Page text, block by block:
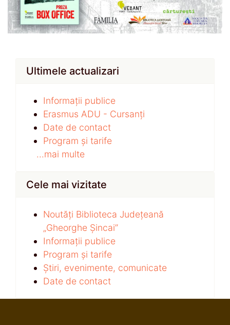
Ultimele actualizari
Informații publice
Erasmus ADU - Cursanți
Date de contact
Program și tarife
...mai multe
Cele mai vizitate
Noutăți Biblioteca Județeană
„Gheorghe Șincai”
Informații publice
Program și tarife
Știri, evenimente, comunicate
Date de contact